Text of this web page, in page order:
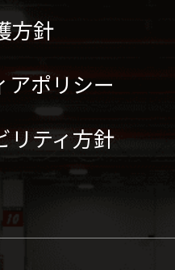
方針
アポリシー
リティ方針